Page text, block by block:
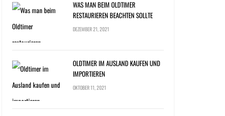
WAS MAN BEIM OLDTIMER
RESTAURIEREN BEACHTEN SOLLTE
DEZEMBER 21, 2021
OLDTIMER IM AUSLAND KAUFEN UND
IMPORTIEREN
OKTOBER 11, 2021